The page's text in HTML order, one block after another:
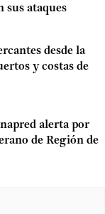
sus ataques
desde la
y costas de
alerta por
de Región de